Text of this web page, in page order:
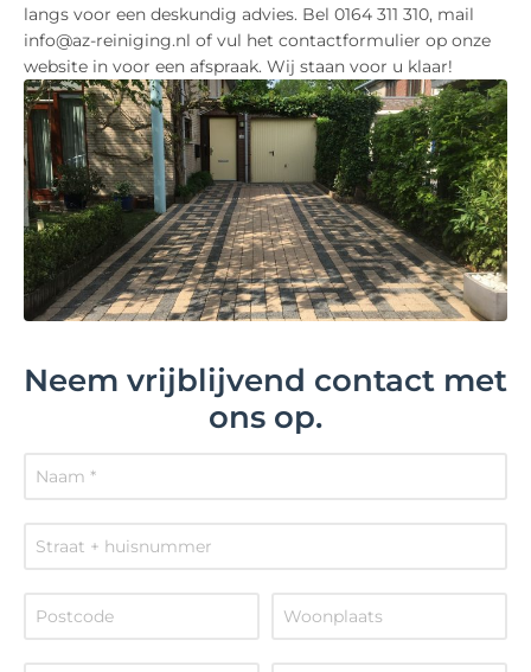
langs voor een deskundig advies. Bel 0164 311 310, mail
info@az-reiniging.nl of vul het contactformulier op onze
website in voor een afspraak. Wij staan voor u klaar!
Neem vrijblijvend contact met
ons op.